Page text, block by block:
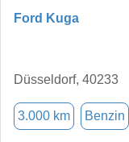
Ford Kuga
Düsseldorf, 40233
3.000 km Benzin